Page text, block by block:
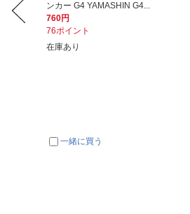
ンカー G4 YAMASHIN G4...
760円
76ポイント
在庫あり
一緒に買う